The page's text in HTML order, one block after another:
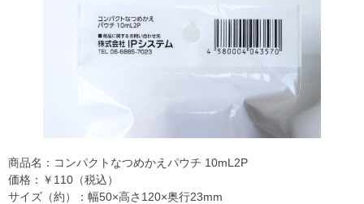
商品名：コンパクトなつめかえパウチ 10mL2P
価格：￥110（税込）
サイズ（約）：幅50×高さ120×奥行23mm